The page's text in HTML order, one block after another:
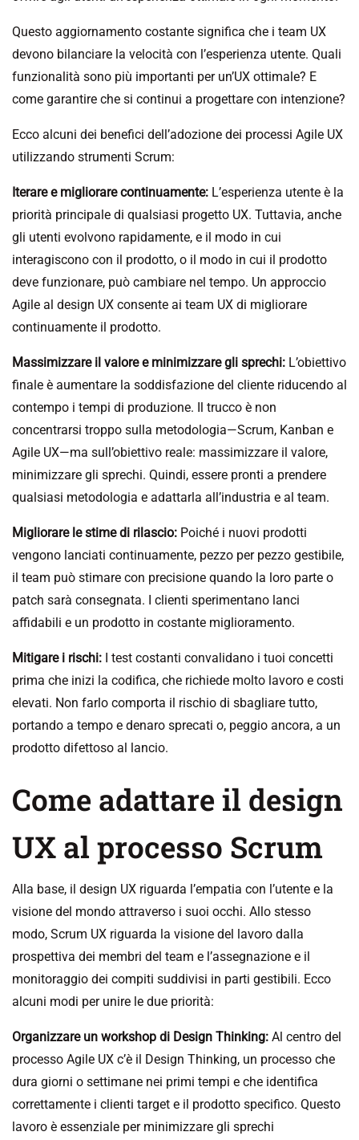
Questo aggiornamento costante significa che i team UX
devono bilanciare la velocità con l’esperienza utente. Quali
funzionalità sono più importanti per un’UX ottimale? E
come garantire che si continui a progettare con intenzione?
Ecco alcuni dei benefici dell’adozione dei processi Agile UX
utilizzando strumenti Scrum:
Iterare e migliorare continuamente: L’esperienza utente è la
priorità principale di qualsiasi progetto UX. Tuttavia, anche
gli utenti evolvono rapidamente, e il modo in cui
interagiscono con il prodotto, o il modo in cui il prodotto
deve funzionare, può cambiare nel tempo. Un approccio
Agile al design UX consente ai team UX di migliorare
continuamente il prodotto.
Massimizzare il valore e minimizzare gli sprechi: L’obiettivo
finale è aumentare la soddisfazione del cliente riducendo al
contempo i tempi di produzione. Il trucco è non
concentrarsi troppo sulla metodologia—Scrum, Kanban e
Agile UX—ma sull’obiettivo reale: massimizzare il valore,
minimizzare gli sprechi. Quindi, essere pronti a prendere
qualsiasi metodologia e adattarla all’industria e al team.
Migliorare le stime di rilascio: Poiché i nuovi prodotti
vengono lanciati continuamente, pezzo per pezzo gestibile,
il team può stimare con precisione quando la loro parte o
patch sarà consegnata. I clienti sperimentano lanci
affidabili e un prodotto in costante miglioramento.
Mitigare i rischi: I test costanti convalidano i tuoi concetti
prima che inizi la codifica, che richiede molto lavoro e costi
elevati. Non farlo comporta il rischio di sbagliare tutto,
portando a tempo e denaro sprecati o, peggio ancora, a un
prodotto difettoso al lancio.
Come adattare il design
UX al processo Scrum
Alla base, il design UX riguarda l’empatia con l’utente e la
visione del mondo attraverso i suoi occhi. Allo stesso
modo, Scrum UX riguarda la visione del lavoro dalla
prospettiva dei membri del team e l’assegnazione e il
monitoraggio dei compiti suddivisi in parti gestibili. Ecco
alcuni modi per unire le due priorità:
Organizzare un workshop di Design Thinking: Al centro del
processo Agile UX c’è il Design Thinking, un processo che
dura giorni o settimane nei primi tempi e che identifica
correttamente i clienti target e il prodotto specifico. Questo
lavoro è essenziale per minimizzare gli sprechi